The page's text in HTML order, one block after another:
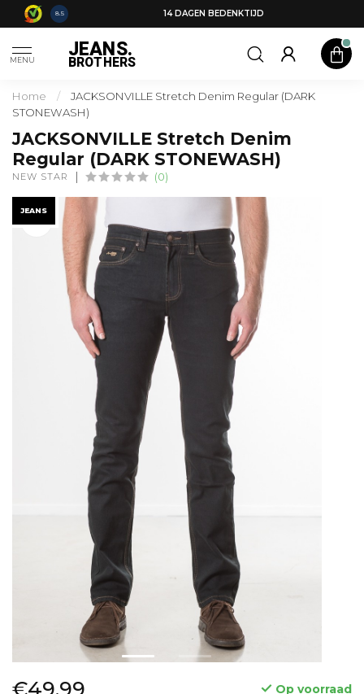
8.5 14 DAGEN BEDENKTIJD
MENU JEANS.
BROTHERS
Home /
JACKSONVILLE Stretch Denim Regular (DARK
STONEWASH)
JACKSONVILLE Stretch Denim
Regular (DARK STONEWASH)
NEW STAR (0)
JEANS
€49,99 Op voorraad